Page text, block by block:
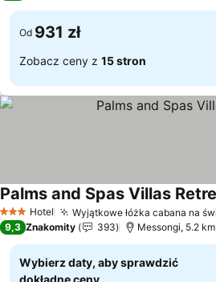
Od 931 zł
Zobacz ceny z 15 stron
3 Kategoria
Hotel Wyjątkowe łóżka cabana na
Palms and Spas Villas
9,3 Znakomity 393 Messongi, 5.2
Wybierz daty, aby sprawdzić
dokładne ceny